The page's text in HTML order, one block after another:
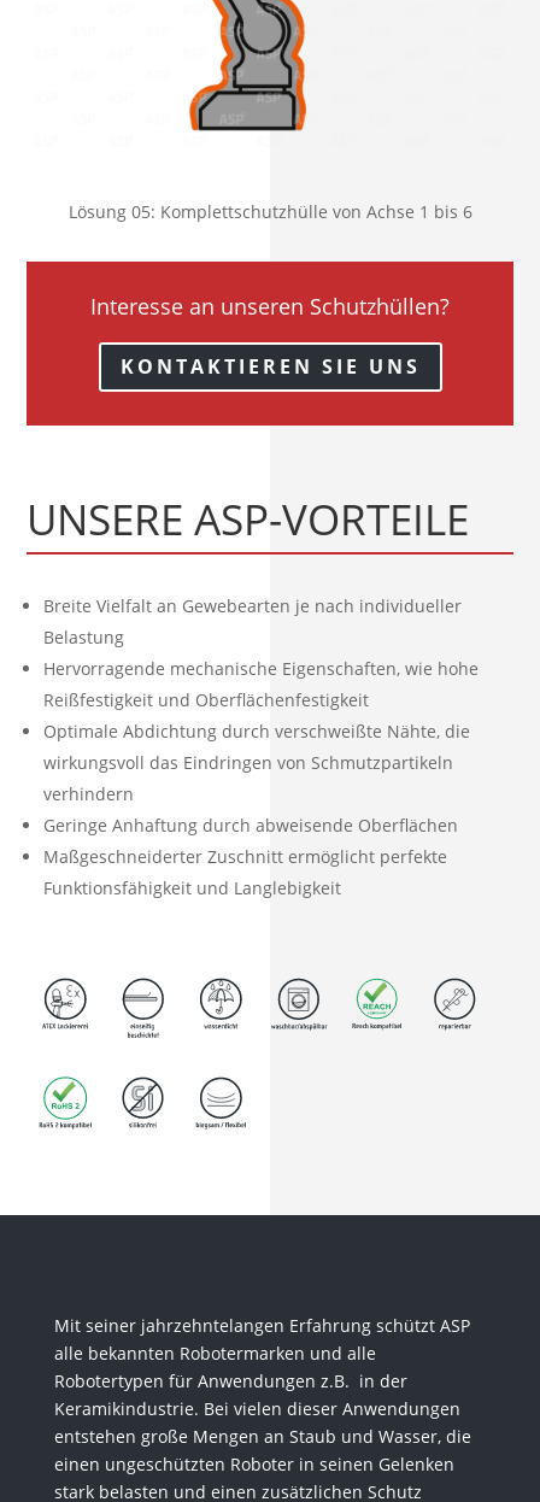
Lösung 05: Komplettschutzhülle von Achse 1 bis 6
Interesse an unseren Schutzhüllen?
KONTAKTIEREN SIE UNS
UNSERE ASP-VORTEILE
Breite Vielfalt an Gewebearten je nach individueller
Belastung
Hervorragende mechanische Eigenschaften, wie hohe
Reißfestigkeit und Oberflächenfestigkeit
Optimale Abdichtung durch verschweißte Nähte, die
wirkungsvoll das Eindringen von Schmutzpartikeln
verhindern
Geringe Anhaftung durch abweisende Oberflächen
Maßgeschneiderter Zuschnitt ermöglicht perfekte
Funktionsfähigkeit und Langlebigkeit
Mit seiner jahrzehntelangen Erfahrung schützt ASP
alle bekannten Robotermarken und alle
Robotertypen für Anwendungen z.B. in der
Keramikindustrie. Bei vielen dieser Anwendungen
entstehen große Mengen an Staub und Wasser, die
einen ungeschützten Roboter in seinen Gelenken
stark belasten und einen zusätzlichen Schutz